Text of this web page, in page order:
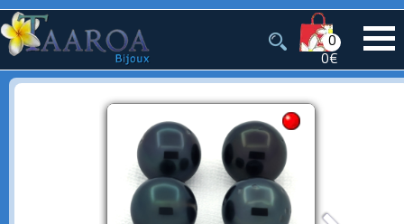
0
0€